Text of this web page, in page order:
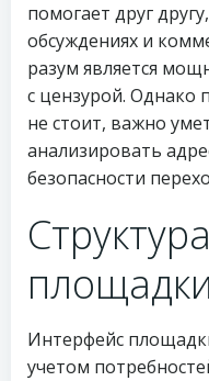
помогает друг
обсуждениях и
разум является
с цензурой. Однако
не стоит, важно
анализировать
безопасности
Интерфейс
учетом